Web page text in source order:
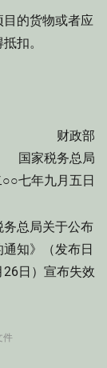
的货物或者应
扣。
财政部
国家税务总局
七年九月五日
总局关于公布
知》（发布日
日）宣布失效
件